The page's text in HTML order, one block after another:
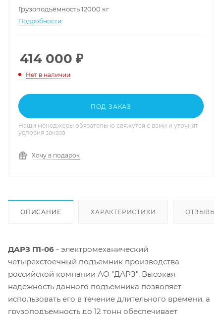
Грузоподъёмность 12000 кг
Подробности
414 000 ₽
Нет в наличии
ПОД ЗАКАЗ
Наши менеджеры обязательно свяжутся с вами и уточнят
условия заказа
Хочу в подарок
ОПИСАНИЕ ХАРАКТЕРИСТИКИ ОТЗЫВЫ
ДАРЗ П1-06 - электромеханический
четырехстоечный подъемник производства
российской компании АО "ДАРЗ". Высокая
надежность данного подъемника позволяет
использовать его в течение длительного времени, а
грузоподъемность до 12 тонн обеспечивает